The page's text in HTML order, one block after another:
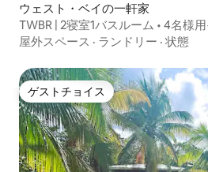
ウェスト・ベイの一軒家
TWBR | 2寝室1バスルーム • 4名様
屋外スペース · ランドリー · 状態
ゲストチョイス
ゲストチョイス